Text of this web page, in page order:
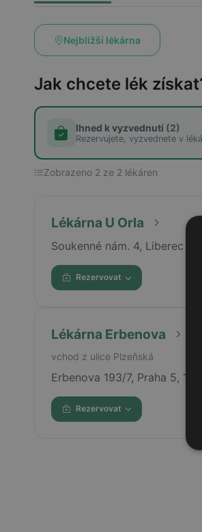
Nejbližší lékárna
Jak chcete lék
Ihned k vyzvednutí (2)
Rezervujete, vyzvednete v
Zobrazeno 2 ze 2 lékáren
Lékárna U Orla
Soukenné nám. 4, Liberec
Rezervovat
Lékárna Erbenova
vchod z ulice Plzeňská
Erbenova 193/7, Praha 5,
Rezervovat